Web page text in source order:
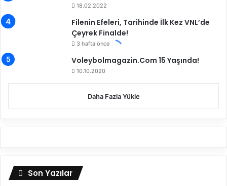
18.02.2022
Filenin Efeleri, Tarihinde İlk Kez VNL’de
Çeyrek Finalde!
3 hafta önce
Voleybolmagazin.Com 15 Yaşında!
10.10.2020
Daha Fazla Yükle
Son Yazılar